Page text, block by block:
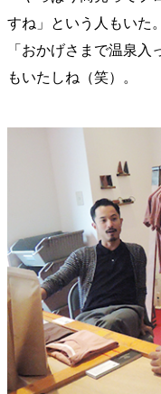
すね」という人もいた。
「おかげさまで温泉
もいたしね（笑）。